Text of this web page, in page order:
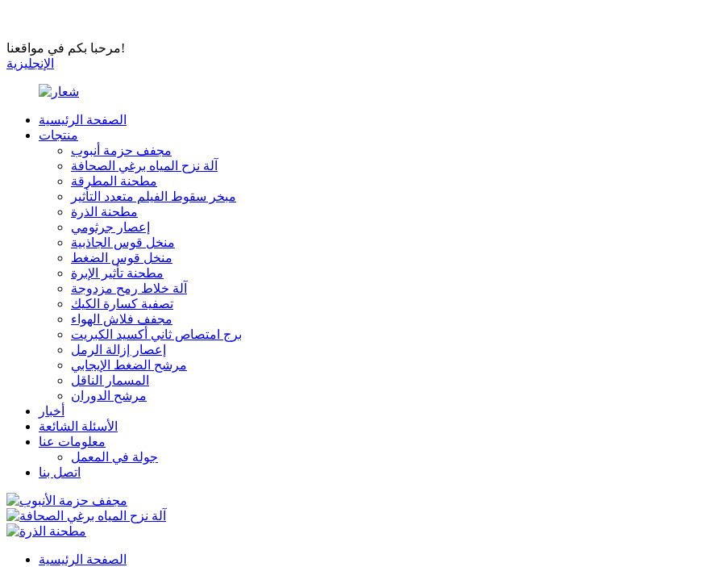
مرحبا بكم في مواقعنا!
الإنجليزية
الصفحة الرئيسية
منتجات
مجفف حزمة أنبوب
آلة نزح المياه برغي الصحافة
مطحنة المطرقة
مبخر سقوط الفيلم متعدد التأثير
مطحنة الذرة
إعصار جرثومي
منخل قوس الجاذبية
منخل قوس الضغط
مطحنة تأثير الإبرة
آلة خلاط رمح مزدوجة
تصفية كسارة الكيك
مجفف فلاش الهواء
برج امتصاص ثاني أكسيد الكبريت
إعصار إزالة الرمل
مرشح الضغط الإيجابي
المسمار الناقل
مرشح الدوران
أخبار
الأسئلة الشائعة
معلومات عنا
جولة في المعمل
اتصل بنا
الصفحة الرئيسية